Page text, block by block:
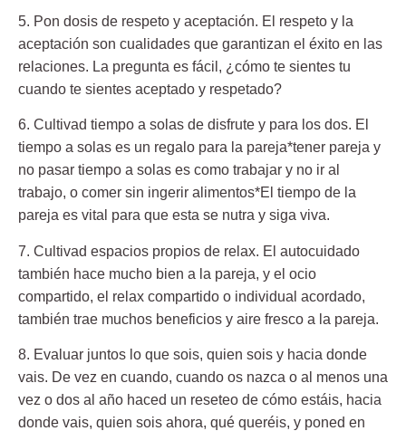
5. Pon dosis de respeto y aceptación. El respeto y la
aceptación son cualidades que garantizan el éxito en las
relaciones. La pregunta es fácil, ¿cómo te sientes tu
cuando te sientes aceptado y respetado?
6. Cultivad tiempo a solas de disfrute y para los dos. El
tiempo a solas es un regalo para la pareja*tener pareja y
no pasar tiempo a solas es como trabajar y no ir al
trabajo, o comer sin ingerir alimentos*El tiempo de la
pareja es vital para que esta se nutra y siga viva.
7. Cultivad espacios propios de relax. El autocuidado
también hace mucho bien a la pareja, y el ocio
compartido, el relax compartido o individual acordado,
también trae muchos beneficios y aire fresco a la pareja.
8. Evaluar juntos lo que sois, quien sois y hacia donde
vais. De vez en cuando, cuando os nazca o al menos una
vez o dos al año haced un reseteo de cómo estáis, hacia
donde vais, quien sois ahora, qué queréis, y poned en